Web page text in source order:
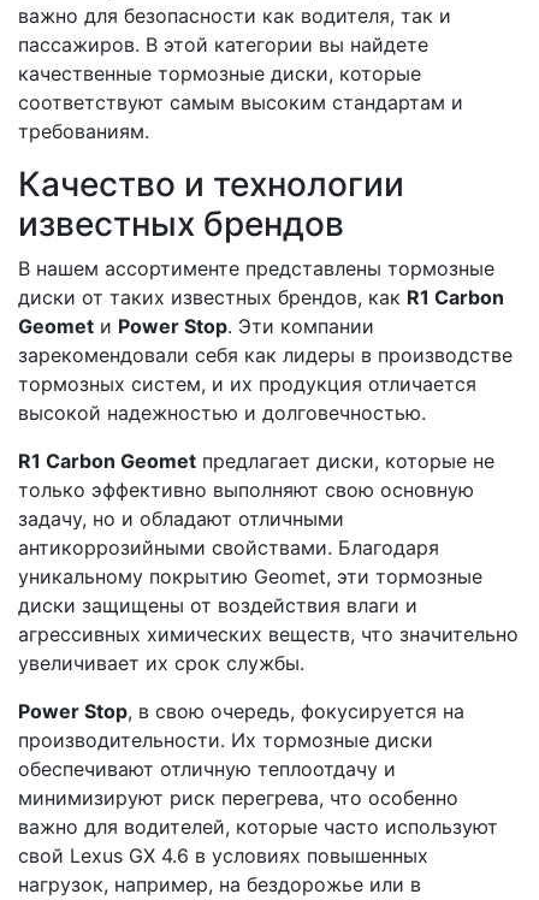
важно для безопасности как водителя, так и
пассажиров. В этой категории вы найдете
качественные тормозные диски, которые
соответствуют самым высоким стандартам и
требованиям.
Качество и технологии
известных брендов
В нашем ассортименте представлены тормозные
диски от таких известных брендов, как R1 Carbon
Geomet и Power Stop. Эти компании
зарекомендовали себя как лидеры в производстве
тормозных систем, и их продукция отличается
высокой надежностью и долговечностью.
R1 Carbon Geomet предлагает диски, которые не
только эффективно выполняют свою основную
задачу, но и обладают отличными
антикоррозийными свойствами. Благодаря
уникальному покрытию Geomet, эти тормозные
диски защищены от воздействия влаги и
агрессивных химических веществ, что значительно
увеличивает их срок службы.
Power Stop, в свою очередь, фокусируется на
производительности. Их тормозные диски
обеспечивают отличную теплоотдачу и
минимизируют риск перегрева, что особенно
важно для водителей, которые часто используют
свой Lexus GX 4.6 в условиях повышенных
нагрузок, например, на бездорожье или в